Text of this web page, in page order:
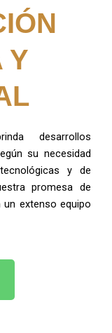
Y
desarrollos
su necesidad
y de
promesa de
extenso equipo